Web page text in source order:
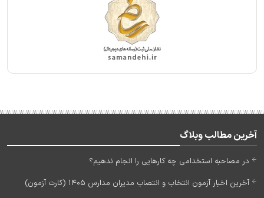
آخرین مطالب وبلاگ
در مصاحبه استخدامی چه کارهایی را انجام ندهیم؟
آخرین اخبار آزمون انتخاب و انتصاب مدیران مدارس 1405 (کارت آزمون)